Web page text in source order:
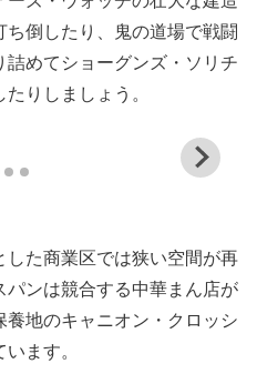
倒したり、鬼の道場で戦闘
めてショーグンズ・ソリチ
りしましょう。
た商業区では狭い空間が再
ンは競合する中華まん店が
地のキャニオン・クロッシ
ます。